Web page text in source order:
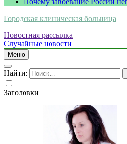
Почему завоевание России
Городская клиническая больница
Новостная рассылка
Случайные новости
Меню
Найти:
Заголовки